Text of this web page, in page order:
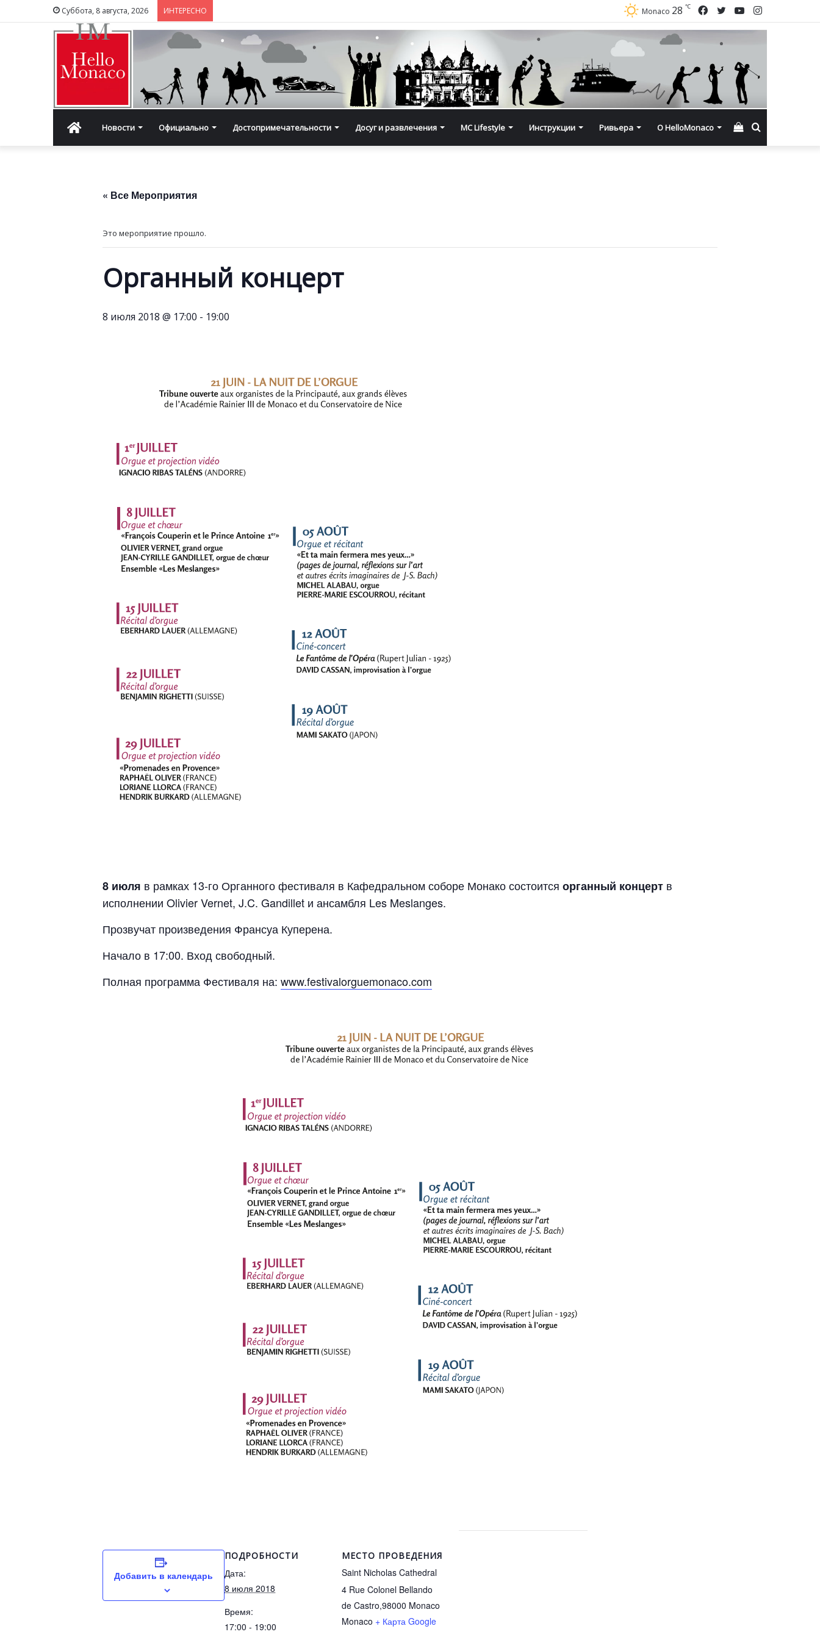
Суббота, 8 августа, 2026 ИНТЕРЕСНО Instagram
YouTube
Twitter
Facebook
Monaco 28 ℃
ГлавнаяНовости Официально Достопримечательности Досуг и развлечения MC Lifestyle Инструкции Ривьера О HelloMonaco Смотреть
« Все Мероприятия
Это мероприятие прошло.
Органный концерт
8 июля 2018 @ 17:00 - 19:00
8 июля в рамках 13-го Органного фестиваля в Кафедральном соборе Монако состоится органный концерт в
исполнении Olivier Vernet, J.C. Gandillet и ансамбля Les Meslanges.
Прозвучат произведения Франсуа Куперена.
Начало в 17:00. Вход свободный.
Полная программа Фестиваля на: www.festivalorguemonaco.com
Добавить в календарь
ПОДРОБНОСТИ
Дата:
8 июля 2018
Время:
17:00 - 19:00
МЕСТО ПРОВЕДЕНИЯ
Saint Nicholas Cathedral
4 Rue Colonel Bellando
de Castro,98000 Monaco
Monaco + Карта Google